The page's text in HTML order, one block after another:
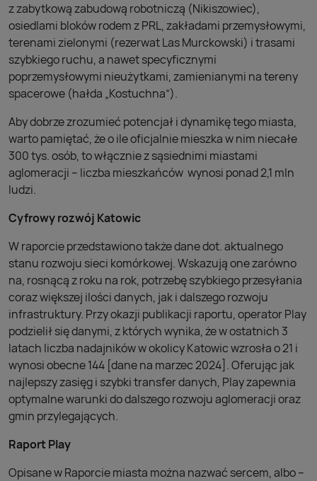
z zabytkową zabudową robotniczą (Nikiszowiec),
osiedlami bloków rodem z PRL, zakładami przemysłowymi,
terenami zielonymi (rezerwat Las Murckowski) i trasami
szybkiego ruchu, a nawet specyficznymi
poprzemysłowymi nieużytkami, zamienianymi na tereny
spacerowe (hałda „Kostuchna”).
Aby dobrze zrozumieć potencjał i dynamikę tego miasta,
warto pamiętać, że o ile oficjalnie mieszka w nim niecałe
300 tys. osób, to włącznie z sąsiednimi miastami
aglomeracji – liczba mieszkańców wynosi ponad 2,1 mln
ludzi.
Cyfrowy rozwój Katowic
W raporcie przedstawiono także dane dot. aktualnego
stanu rozwoju sieci komórkowej. Wskazują one zarówno
na, rosnącą z roku na rok, potrzebę szybkiego przesyłania
coraz większej ilości danych, jak i dalszego rozwoju
infrastruktury. Przy okazji publikacji raportu, operator Play
podzielił się danymi, z których wynika, że w ostatnich 3
latach liczba nadajników w okolicy Katowic wzrosła o 21 i
wynosi obecne 144 [dane na marzec 2024]. Oferując jak
najlepszy zasięg i szybki transfer danych, Play zapewnia
optymalne warunki do dalszego rozwoju aglomeracji oraz
gmin przylegających.
Raport Play
Opisane w Raporcie miasta można nazwać sercem, albo –